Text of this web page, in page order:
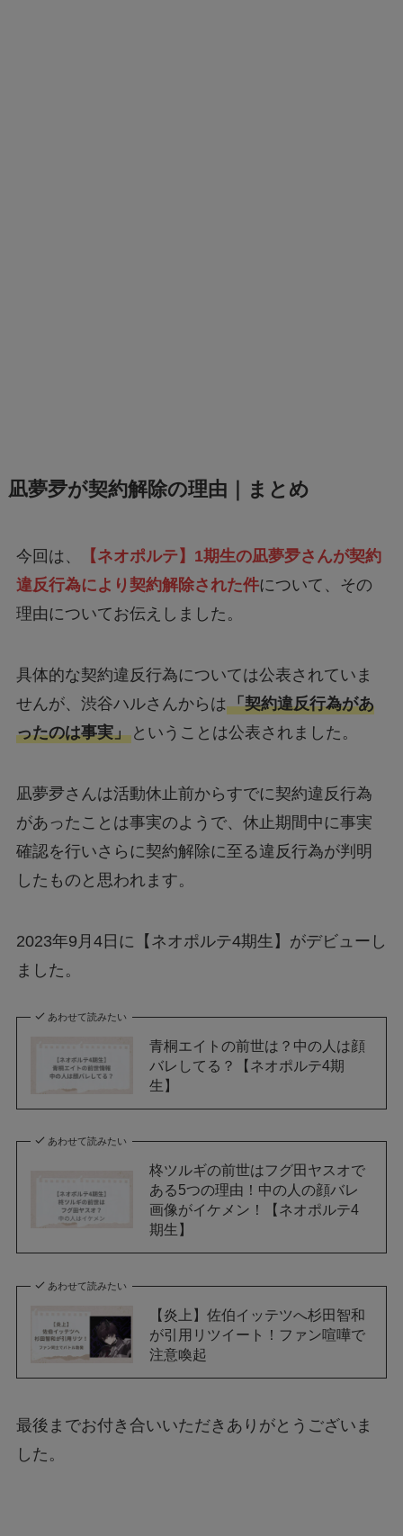
凪夢夛が契約解除の理由｜まとめ
今回は、
【ネオポルテ】1期生の凪夢夛さんが契約
違反行為により契約解除された件について、その
理由についてお伝えしました。
具体的な契約違反行為については公表されていま
せんが、渋谷ハルさんからは「契約違反行為があ
ったのは事実」ということは公表されました。
凪夢夛さんは活動休止前からすでに契約違反行為
があったことは事実のようで、休止期間中に事実
確認を行いさらに契約解除に至る違反行為が判明
したものと思われます。
2023年9月4日に【ネオポルテ4期生】がデビューし
ました。
あわせて読みたい
青桐エイトの前世は？中の人は顔
バレしてる？【ネオポルテ4期
生】
あわせて読みたい
柊ツルギの前世はフグ田ヤスオで
ある5つの理由！中の人の顔バレ
画像がイケメン！【ネオポルテ4
期生】
あわせて読みたい
【炎上】佐伯イッテツへ杉田智和
が引用リツイート！ファン喧嘩で
注意喚起
最後までお付き合いいただきありがとうございま
した。